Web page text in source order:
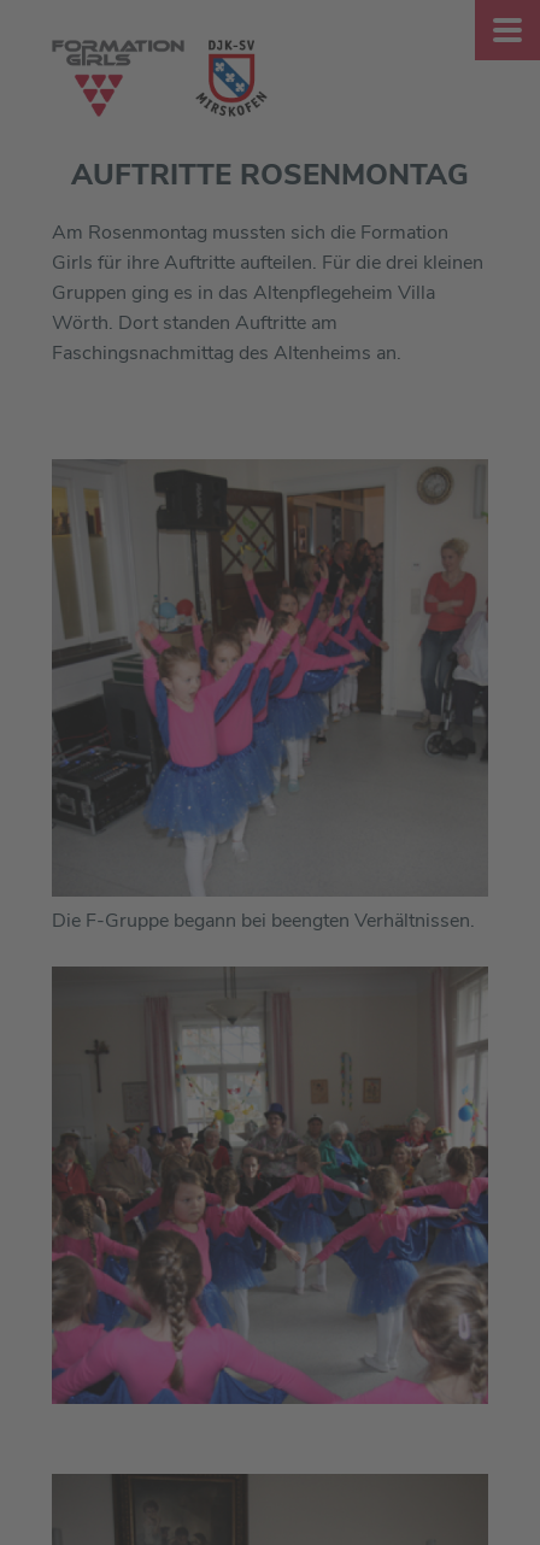
AUFTRITTE ROSENMONTAG
Am Rosenmontag mussten sich die Formation
Girls für ihre Auftritte aufteilen. Für die drei kleinen
Gruppen ging es in das Altenpflegeheim Villa
Wörth. Dort standen Auftritte am
Faschingsnachmittag des Altenheims an.
Die F-Gruppe begann bei beengten Verhältnissen.